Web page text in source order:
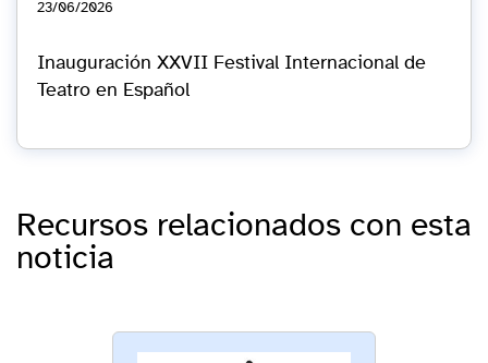
23/06/2026
Inauguración XXVII Festival Internacional de
Teatro en Español
Recursos relacionados con esta
noticia